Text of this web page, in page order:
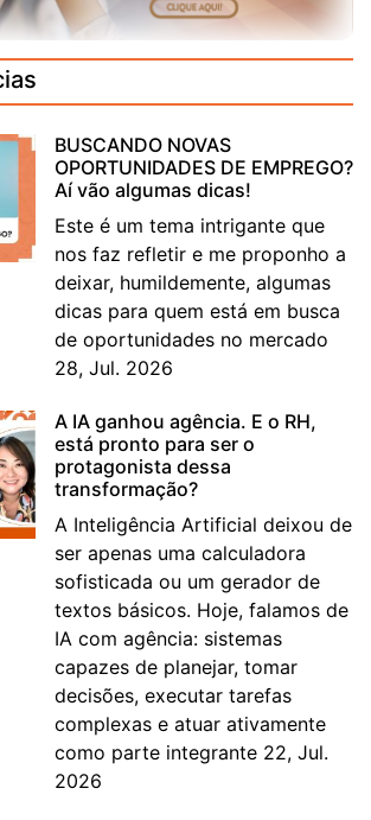
BUSCANDO NOVAS
OPORTUNIDADES DE EMPREGO?
Aí vão algumas dicas!
Este é um tema intrigante que
nos faz refletir e me proponho a
deixar, humildemente, algumas
dicas para quem está em busca
de oportunidades no mercado
28, Jul. 2026
A IA ganhou agência. E o RH,
está pronto para ser o
protagonista dessa
transformação?
A Inteligência Artificial deixou de
ser apenas uma calculadora
sofisticada ou um gerador de
textos básicos. Hoje, falamos de
IA com agência: sistemas
capazes de planejar, tomar
decisões, executar tarefas
complexas e atuar ativamente
como parte integrante 22, Jul.
2026